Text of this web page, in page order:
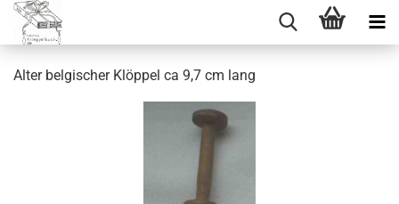
Alter belgischer Klöppel ca 9,7 cm lang